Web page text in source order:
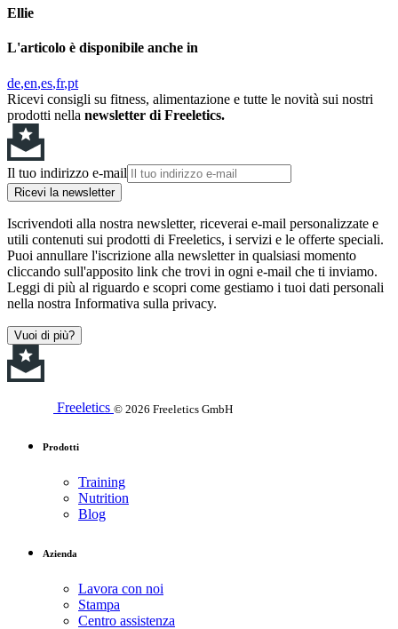
Ellie
L'articolo è disponibile anche in
de en es fr pt
Ricevi consigli su fitness, alimentazione e tutte le novità sui nostri
prodotti nella newsletter di Freeletics.
Il tuo indirizzo e-mail
Ricevi la newsletter
Iscrivendoti alla nostra newsletter, riceverai e-mail personalizzate e
utili contenuti sui prodotti di Freeletics, i servizi e le offerte speciali.
Puoi annullare l'iscrizione alla newsletter in qualsiasi momento
cliccando sull'apposito link che trovi in ogni e-mail che ti inviamo.
Leggi di più al riguardo e scopri come gestiamo i tuoi dati personali
nella nostra Informativa sulla privacy.
Vuoi di più?
Freeletics © 2026 Freeletics GmbH
Prodotti
Training
Nutrition
Blog
Azienda
Lavora con noi
Stampa
Centro assistenza